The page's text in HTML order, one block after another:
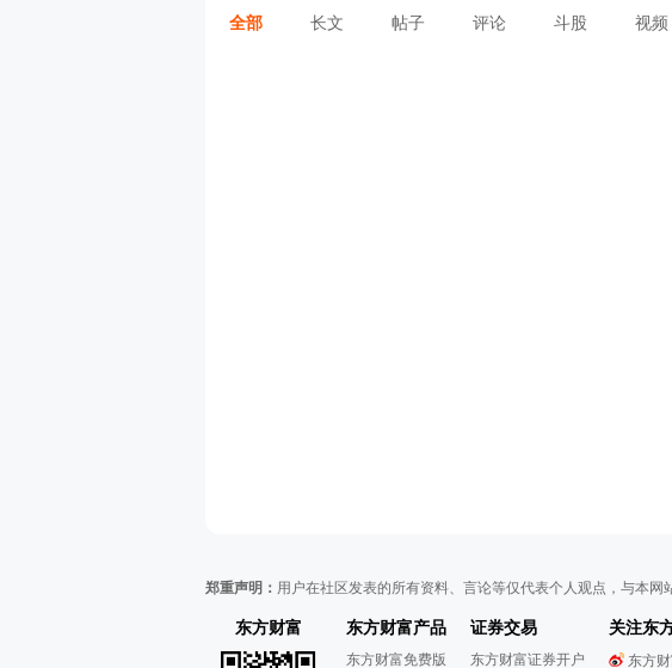
全部 长文 帖子 评论 斗股 视频
郑重声明： 用户在社区发表的所有资料、言论等仅代表个人观点，与本
东方财富 东方财富产品
东方财富免费版
证券交易
东方财富证券开户
关注东
东方